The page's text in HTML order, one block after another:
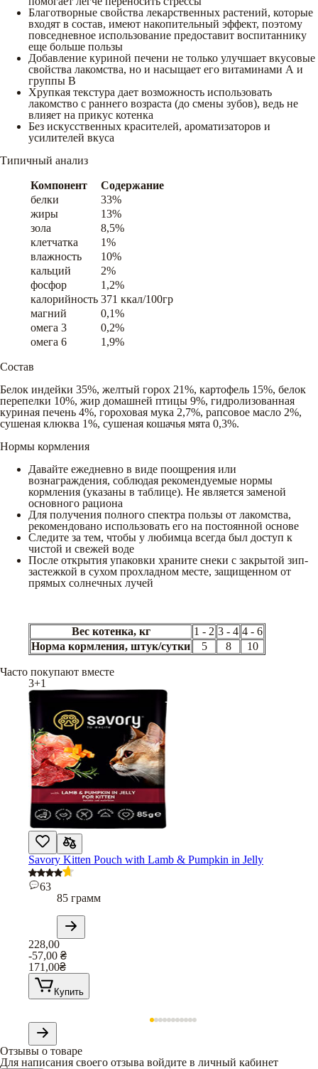
Благотворные свойства лекарственных растений, которые
входят в состав, имеют накопительный эффект, поэтому
повседневное использование предоставит воспитаннику
еще больше пользы
Добавление куриной печени не только улучшает вкусовые
свойства лакомства, но и насыщает его витаминами А и
группы B
Хрупкая текстура дает возможность использовать
лакомство с раннего возраста (до смены зубов), ведь не
влияет на прикус котенка
Без искусственных красителей, ароматизаторов и
усилителей вкуса
Типичный анализ
Компонент
Содержание
белки
33%
жиры
13%
зола
8,5%
клетчатка
1%
влажность
10%
кальций
2%
фосфор
1,2%
калорийность 371 ккал/100гр
магний
0,1%
омега 3
0,2%
омега 6
1,9%
Состав
Белок индейки 35%, желтый горох 21%, картофель 15%, белок
перепелки 10%, жир домашней птицы 9%, гидролизованная
куриная печень 4%, гороховая мука 2,7%, рапсовое масло 2%,
сушеная клюква 1%, сушеная кошачья мята 0,3%.
Нормы кормления
Давайте ежедневно в виде поощрения или
вознаграждения, соблюдая рекомендуемые нормы
кормления (указаны в таблице). Не является заменой
основного рациона
Для получения полного спектра пользы от лакомства,
рекомендовано использовать его на постоянной основе
Следите за тем, чтобы у любимца всегда был доступ к
чистой и свежей воде
После открытия упаковки храните снеки с закрытой зип-
застежкой в сухом прохладном месте, защищенном от
прямых солнечных лучей
Вес котенка, кг 1 - 2 3 - 4 4 - 6
Норма кормления, штук/сутки
5 8 10
Часто покупают вместе
3+1
Savory Kitten Pouch with Lamb & Pumpkin in Jelly
63
85 грамм
228,00
-57,00 ₴
171,00₴
Купить
Отзывы о товаре
Для написания своего отзыва войдите в личный кабинет